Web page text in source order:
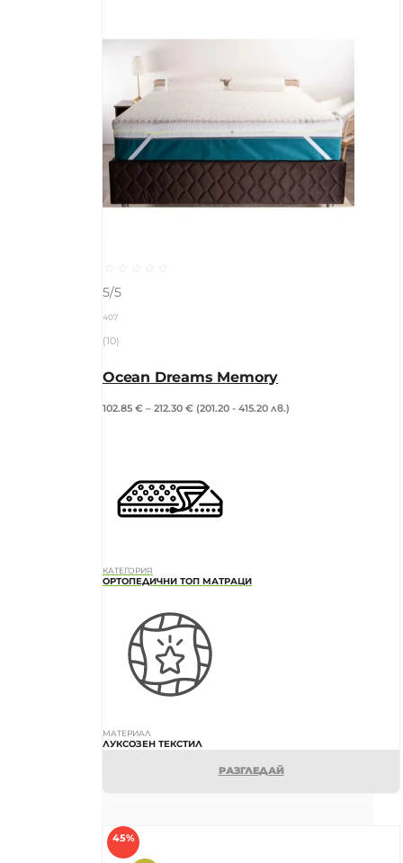
☆ ☆ ☆ ☆
☆
5/5
407
(10)
Ocean Dreams Memory
102.85 € – 212.30 € (201.20 - 415.20 лв.)
КАТЕГОРИЯ
ОРТОПЕДИЧНИ ТОП МАТРАЦИ
МАТЕРИАЛ
ЛУКСОЗЕН ТЕКСТИЛ
РАЗГЛЕДАЙ
45%